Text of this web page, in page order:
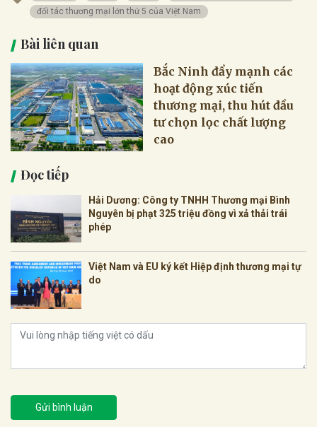
đối tác thương mại lớn thứ 5 của Việt Nam
Bài liên quan
Bắc Ninh đẩy mạnh các
hoạt động xúc tiến
thương mại, thu hút đầu
tư chọn lọc chất lượng
cao
Đọc tiếp
Hải Dương: Công ty TNHH Thương mại Bình
Nguyên bị phạt 325 triệu đồng vì xả thải trái
phép
Việt Nam và EU ký kết Hiệp định thương mại tự
do
Gửi bình luận